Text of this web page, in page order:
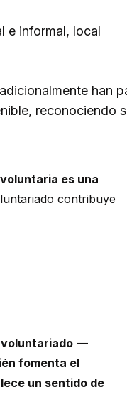
e informal, local
han
, reconociendo
es una
contribuye
—
fomenta el
un sentido de